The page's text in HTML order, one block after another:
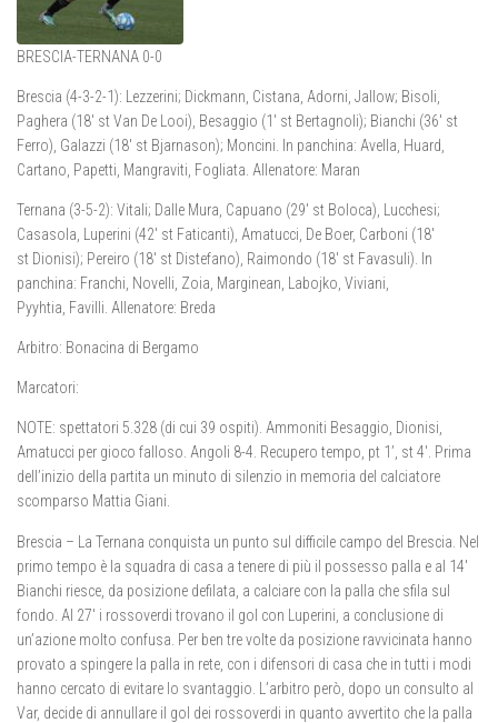
BRESCIA-TERNANA 0-0
Brescia (4-3-2-1): Lezzerini; Dickmann, Cistana, Adorni, Jallow; Bisoli,
Paghera (18′ st Van De Looi), Besaggio (1′ st Bertagnoli); Bianchi (36′ st
Ferro), Galazzi (18′ st Bjarnason); Moncini. In panchina: Avella, Huard,
Cartano, Papetti, Mangraviti, Fogliata. Allenatore: Maran
Ternana (3-5-2): Vitali; Dalle Mura, Capuano (29′ st Boloca), Lucchesi;
Casasola, Luperini (42′ st Faticanti), Amatucci, De Boer, Carboni (18′
st Dionisi); Pereiro (18′ st Distefano), Raimondo (18′ st Favasuli). In
panchina: Franchi, Novelli, Zoia, Marginean, Labojko, Viviani,
Pyyhtia, Favilli. Allenatore: Breda
Arbitro: Bonacina di Bergamo
Marcatori:
NOTE: spettatori 5.328 (di cui 39 ospiti). Ammoniti Besaggio, Dionisi,
Amatucci per gioco falloso. Angoli 8-4. Recupero tempo, pt 1’, st 4′. Prima
dell’inizio della partita un minuto di silenzio in memoria del calciatore
scomparso Mattia Giani.
Brescia – La Ternana conquista un punto sul difficile campo del Brescia. Nel
primo tempo è la squadra di casa a tenere di più il possesso palla e al 14′
Bianchi riesce, da posizione defilata, a calciare con la palla che sfila sul
fondo. Al 27′ i rossoverdi trovano il gol con Luperini, a conclusione di
un’azione molto confusa. Per ben tre volte da posizione ravvicinata hanno
provato a spingere la palla in rete, con i difensori di casa che in tutti i modi
hanno cercato di evitare lo svantaggio. L’arbitro però, dopo un consulto al
Var, decide di annullare il gol dei rossoverdi in quanto avvertito che la palla